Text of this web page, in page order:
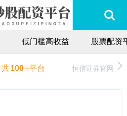
低门槛高收益 股票配资
共100+平台 恒信证券官网